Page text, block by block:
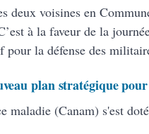
deux voisines en
à la faveur de la
la défense des
plan stratégique
maladie (Canam) s'est